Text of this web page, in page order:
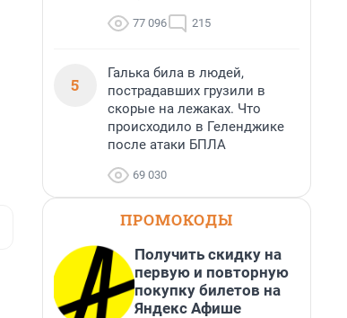
77 096 215
5
Галька била в людей,
пострадавших грузили в
скорые на лежаках. Что
происходило в Геленджике
после атаки БПЛА
69 030
ПРОМОКОДЫ
Получить скидку на
первую и повторную
покупку билетов на
Яндекс Афише